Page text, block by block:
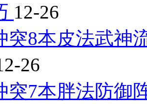
12-26
突8本皮法武神
26
突7本胖法防御